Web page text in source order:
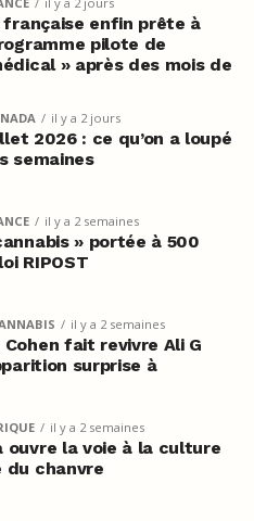
française enfin prête à
pilote de
» après des mois de
il y a 2 jours
2026 : ce qu’on a loupé
semaines
il y a 2 semaines
» portée à 500
RIPOST
il y a 2 semaines
Cohen fait revivre Ali G
surprise à
il y a 2 semaines
ouvre la voie à la culture
du chanvre